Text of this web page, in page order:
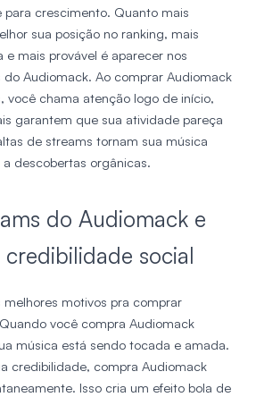
para crescimento. Quanto mais
sua posição no ranking, mais
e mais provável é aparecer nos
do Audiomack. Ao comprar Audiomack
você chama atenção logo de início,
garantem que sua atividade pareça
de streams tornam sua música
descobertas orgânicas.
do Audiomack e
social
melhores motivos pra comprar
você compra Audiomack
música está sendo tocada e amada.
credibilidade, compra Audiomack
Isso cria um efeito bola de